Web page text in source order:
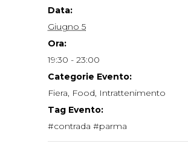
Data:
Giugno 5
Ora:
19:30 - 23:00
Categorie Evento:
Fiera, Food, Intrattenimento
Tag Evento:
#contrada #parma